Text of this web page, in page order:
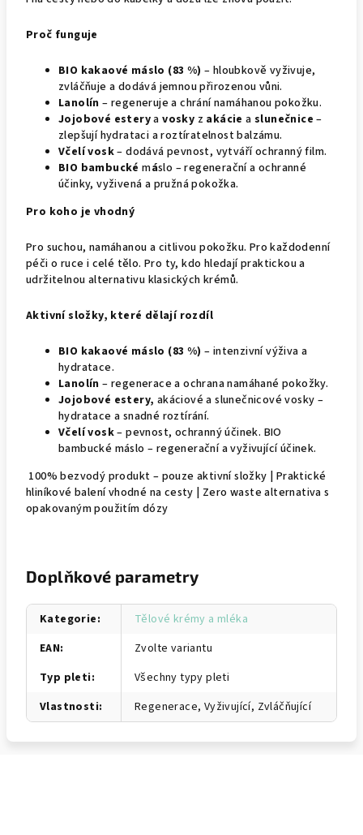
Proč funguje
BIO kakaové máslo (83 %) – hloubkově vyživuje,
zvláčňuje a dodává jemnou přirozenou vůni.
Lanolín – regeneruje a chrání namáhanou pokožku.
Jojobové esteryavosky z akácie aslunečnice –
zlepšují hydrataci a roztíratelnost balzámu.
Včelí vosk– dodává pevnost, vytváří ochranný film.
BIO bambucké máslo – regenerační a ochranné
účinky, vyživená a pružná pokožka.
Pro koho je vhodný
Pro suchou, namáhanou a citlivou pokožku. Pro každodenní
péči o ruce i celé tělo. Pro ty, kdo hledají praktickou a
udržitelnou alternativu klasických krémů.
Aktivní složky, které dělají rozdíl
BIO kakaové máslo (83 %) – intenzivní výživa a
hydratace.
Lanolín – regenerace a ochrana namáhané pokožky.
Jojobové estery, akáciové a slunečnicové vosky –
hydratace a snadné roztírání.
Včelí vosk– pevnost, ochranný účinek. BIO
bambucké máslo – regenerační a vyživující účinek.
100% bezvodý produkt – pouze aktivní složky | Praktické
hliníkové balení vhodné na cesty | Zero waste alternativa s
opakovaným použitím dózy
Doplňkové parametry
Kategorie:
Tělové krémy a mléka
EAN:
Zvolte variantu
Typ pleti:
Všechny typy pleti
Vlastnosti: Regenerace, Vyživující, Zvláčňující